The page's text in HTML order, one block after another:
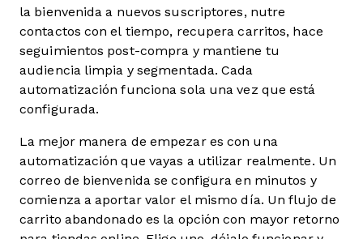
la bienvenida a nuevos suscriptores, nutre
contactos con el tiempo, recupera carritos, hace
seguimientos post-compra y mantiene tu
audiencia limpia y segmentada. Cada
automatización funciona sola una vez que está
configurada.
La mejor manera de empezar es con una
automatización que vayas a utilizar realmente. Un
correo de bienvenida se configura en minutos y
comienza a aportar valor el mismo día. Un flujo de
carrito abandonado es la opción con mayor retorno